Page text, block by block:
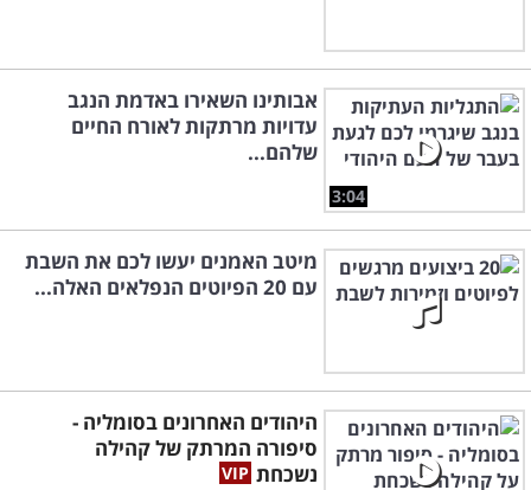
3:04
אבותינו השאירו באדמת הנגב
עדויות מרתקות לאורח החיים
שלהם...
מיטב האמנים יעשו לכם את השבת
עם 20 הפיוטים הנפלאים האלה...
היהודים האחרונים בסומליה -
סיפורה המרתק של קהילה
נשכחת